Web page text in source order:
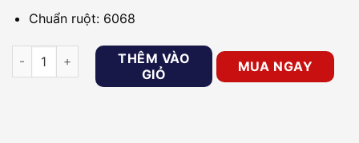
Chuẩn ruột: 6068
Khóa cửa vân tay PHGLOCK FP6060 [Màu Đen] số lượng
THÊM VÀO
GIỎ
MUA NGAY